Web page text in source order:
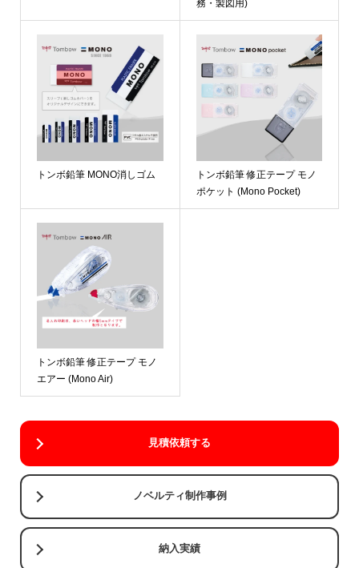
務・製図用)
トンボ鉛筆 MONO消しゴム
トンボ鉛筆 修正テープ モノ
ポケット (Mono Pocket)
トンボ鉛筆 修正テープ モノ
エアー (Mono Air)
見積依頼する
ノベルティ制作事例
納入実績